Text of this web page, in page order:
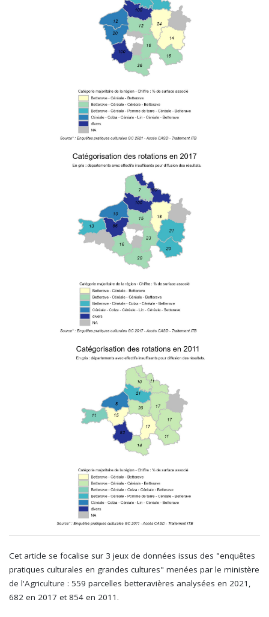
Cet article se focalise sur 3 jeux de données issus des "enquêtes
pratiques culturales en grandes cultures" menées par le ministère
de l'Agriculture : 559 parcelles betteravières analysées en 2021,
682 en 2017 et 854 en 2011.